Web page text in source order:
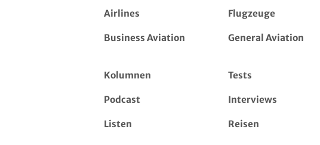
Airlines Flugzeuge
Business Aviation General Aviation
Kolumnen Tests
Podcast Interviews
Listen Reisen